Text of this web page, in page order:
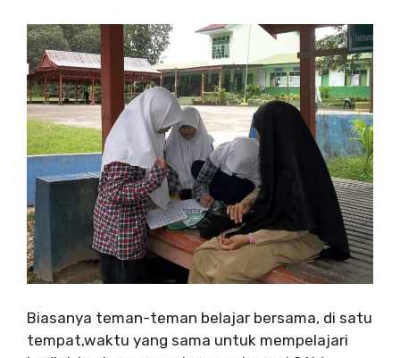
Biasanya teman-teman belajar bersama, di satu
tempat,waktu yang sama untuk mempelajari